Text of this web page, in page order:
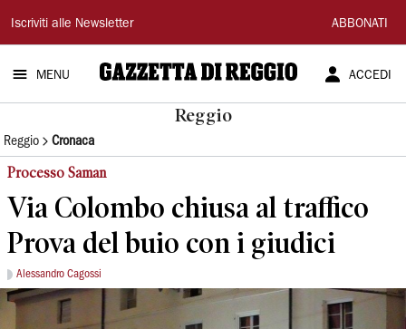
Gazzetta
di
Reggio
Iscriviti alle Newsletter ABBONATI
MENU ACCEDI
Reggio
Reggio Cronaca
Processo Saman
Via Colombo chiusa al traffico
Prova del buio con i giudici
Alessandro Cagossi